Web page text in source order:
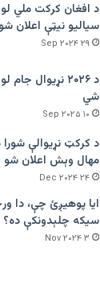
د افغان کرکت ملي
سیالیو نیټې اعلان
۲۹ Sep ۲۰۲۴
شي
۱۰ Sep ۲۰۲۵
مهال وېش اعلان شو
۲۴ Dec ۲۰۲۴
ایا پوهیږئ چې، دا
سیکه چلېدونکې ده؟
۳ Nov ۲۰۲۴